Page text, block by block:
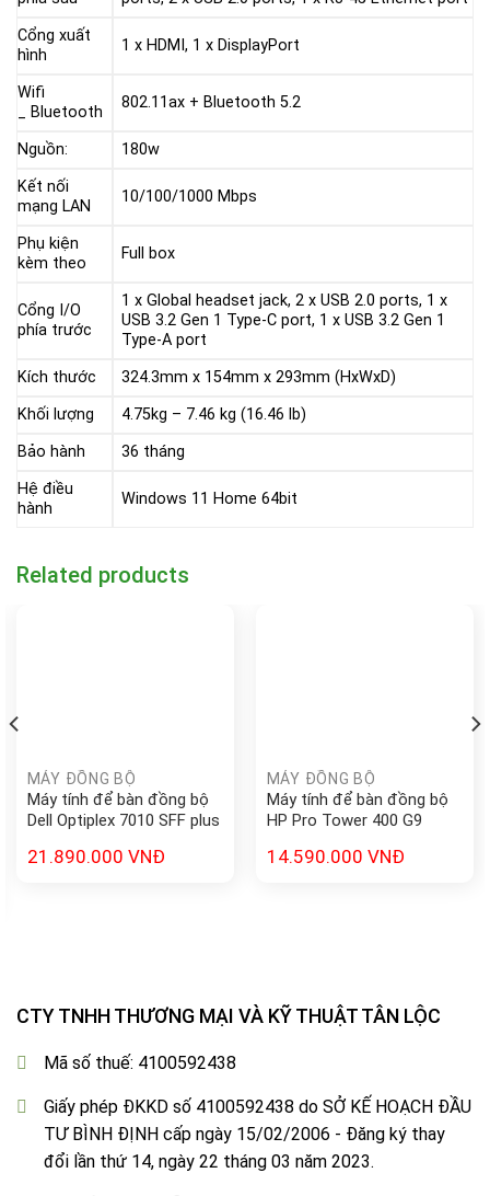
Cổng xuất
hình
1 x HDMI, 1 x DisplayPort
Wifi
_ Bluetooth
802.11ax + Bluetooth 5.2
Nguồn:
180w
Kết nối
mạng LAN
10/100/1000 Mbps
Phụ kiện
kèm theo
Full box
Cổng I/O
phía trước
1 x Global headset jack, 2 x USB 2.0 ports, 1 x
USB 3.2 Gen 1 Type-C port, 1 x USB 3.2 Gen 1
Type-A port
Kích thước
324.3mm x 154mm x 293mm (HxWxD)
Khối lượng
4.75kg – 7.46 kg (16.46 lb)
Bảo hành
36 tháng
Hệ điều
hành
Windows 11 Home 64bit
Related products
MÁY ĐỒNG BỘ
Máy tính để bàn đồng bộ
Dell Optiplex 7010 SFF plus
M.2 SSD | 260W| K_M |
21.890.000 VNĐ
MÁY ĐỒNG BỘ
Máy tính để bàn đồng bộ
HP Pro Tower 400 G9
13500 | 8GB | 512GB SSD |
14.590.000 VNĐ
CTY TNHH THƯƠNG MẠI VÀ KỸ THUẬT TÂN LỘC
Mã số thuế: 4100592438
Giấy phép ĐKKD số 4100592438 do SỞ KẾ HOẠCH ĐẦU
TƯ BÌNH ĐỊNH cấp ngày 15/02/2006 - Đăng ký thay
đổi lần thứ 14, ngày 22 tháng 03 năm 2023.